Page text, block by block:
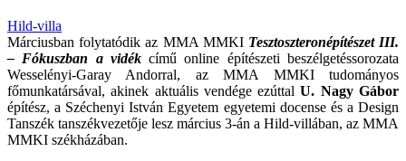
Hild-villa
Márciusban folytatódik az MMA MMKITesztoszteronépítészet III.
– Fókuszban a vidékcímű online építészeti beszélgetéssorozata
Wesselényi-Garay Andorral, az MMA MMKI tudományos
főmunkatársával, akinek aktuális vendége ezúttalU. Nagy Gábor
építész, a Széchenyi István Egyetem egyetemi docense és a Design
Tanszék tanszékvezetője lesz március 3-án a Hild-villában, az MMA
MMKI székházában.